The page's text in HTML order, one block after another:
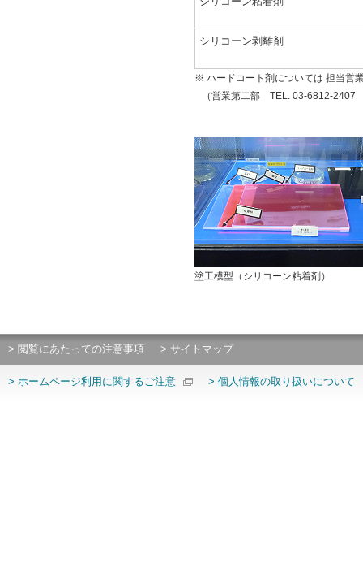
シリコーン剥離剤
※ ハードコート剤については 担当営
（営業第二部 TEL. 03-6812-2407
塗工模型（シリコーン粘着剤）
> 閲覧にあたっての注意事項 > サイトマップ
> ホームページ利用に関するご注意 > 個人情報の取り扱いについて